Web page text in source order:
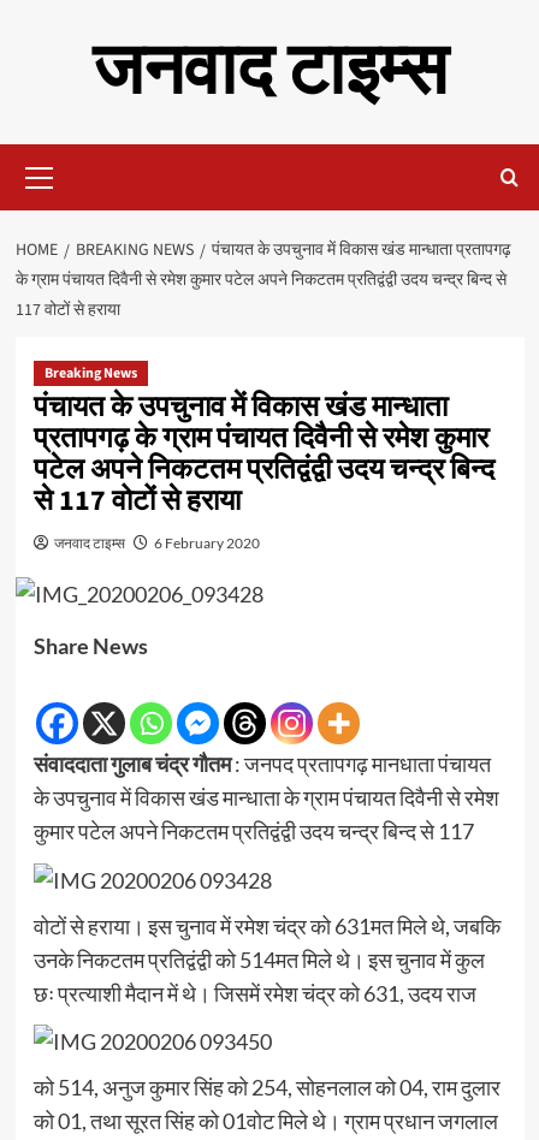
जनवाद टाइम्स
Menu
HOME BREAKING NEWS
पंचायत के उपचुनाव में विकास खंड मान्धाता प्रतापगढ़
के ग्राम पंचायत दिवैनी से रमेश कुमार पटेल अपने निकटतम प्रतिद्वंद्वी उदय चन्द्र बिन्द से
117 वोटों से हराया
Breaking News
पंचायत के उपचुनाव में विकास खंड मान्धाता
प्रतापगढ़ के ग्राम पंचायत दिवैनी से रमेश कुमार
पटेल अपने निकटतम प्रतिद्वंद्वी उदय चन्द्र बिन्द
से 117 वोटों से हराया
जनवाद टाइम्स 6 February 2020
Share News
संवाददाता गुलाब चंद्र गौतम: जनपद प्रतापगढ़ मानधाता पंचायत
के उपचुनाव में विकास खंड मान्धाता के ग्राम पंचायत दिवैनी से रमेश
कुमार पटेल अपने निकटतम प्रतिद्वंद्वी उदय चन्द्र बिन्द से 117
वोटों से हराया। इस चुनाव में रमेश चंद्र को 631मत मिले थे, जबकि
उनके निकटतम प्रतिद्वंद्वी को 514मत मिले थे। इस चुनाव में कुल
छः प्रत्याशी मैदान में थे। जिसमें रमेश चंद्र को 631, उदय राज
को 514, अनुज कुमार सिंह को 254, सोहनलाल को 04, राम दुलार
को 01, तथा सूरत सिंह को 01वोट मिले थे। ग्राम प्रधान जगलाल